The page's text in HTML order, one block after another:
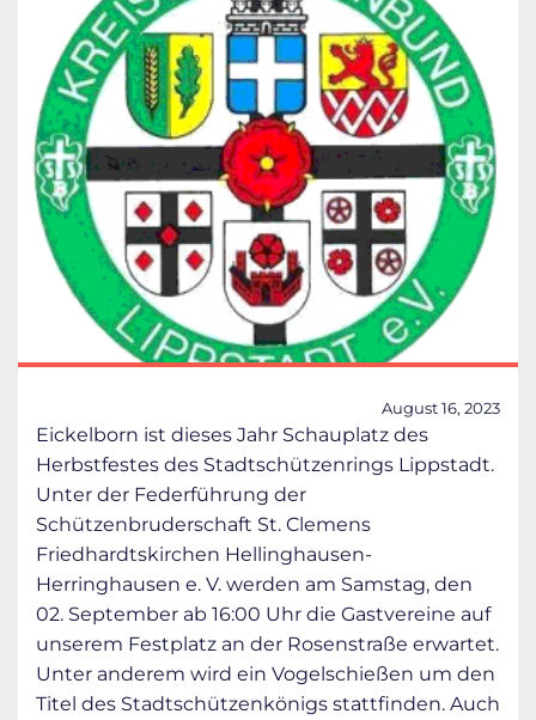
August 16, 2023
Eickelborn ist dieses Jahr Schauplatz des
Herbstfestes des Stadtschützenrings Lippstadt.
Unter der Federführung der
Schützenbruderschaft St. Clemens
Friedhardtskirchen Hellinghausen-
Herringhausen e. V. werden am Samstag, den
02. September ab 16:00 Uhr die Gastvereine auf
unserem Festplatz an der Rosenstraße erwartet.
Unter anderem wird ein Vogelschießen um den
Titel des Stadtschützenkönigs stattfinden. Auch